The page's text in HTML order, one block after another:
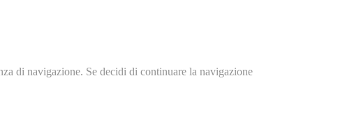
di navigazione. Se decidi di continuare la navigazione